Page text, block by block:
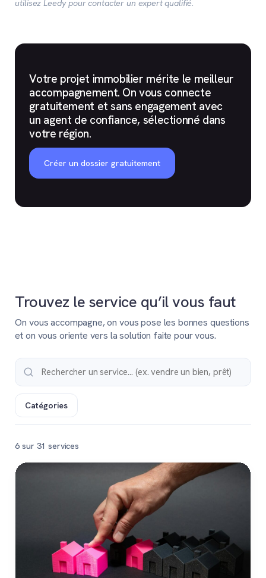
utilisez Leedy pour contacter un expert qualifié.
Votre projet immobilier mérite le meilleur
accompagnement. On vous connecte
gratuitement et sans engagement avec
un agent de confiance, sélectionné dans
votre région.
Créer un dossier gratuitement
Trouvez le service qu’il vous faut
On vous accompagne, on vous pose les bonnes questions
et on vous oriente vers la solution faite pour vous.
Catégories
6 sur 31 services
Populaire